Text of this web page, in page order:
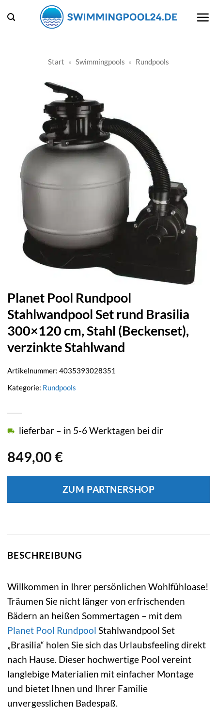
Inhalt
Start » Swimmingpools » Rundpools
Planet Pool Rundpool
Stahlwandpool Set rund Brasilia
300×120 cm, Stahl (Beckenset),
verzinkte Stahlwand
849,00 €
lieferbar – in 5-6 Werktagen bei dir
ZUM PARTNERSHOP
Artikelnummer: 4035393028351
Kategorie: Rundpools
BESCHREIBUNG
Willkommen in Ihrer persönlichen Wohlfühloase!
Träumen Sie nicht länger von erfrischenden
Bädern an heißen Sommertagen – mit dem
Planet Pool Rundpool Stahlwandpool Set
„Brasilia“ holen Sie sich das Urlaubsfeeling direkt
nach Hause. Dieser hochwertige Pool vereint
langlebige Materialien mit einfacher Montage
und bietet Ihnen und Ihrer Familie
unvergesslichen Badespaß.